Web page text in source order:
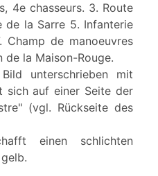
4e chasseurs. 3. Route
de la Sarre 5. Infanterie
Champ de manoeuvres
de la Maison-Rouge.
unterschrieben mit
sich auf einer Seite der
(vgl. Rückseite des
einen schlichten